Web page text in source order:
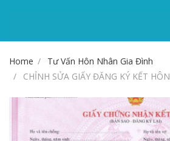
Home
Tư Vấn Hôn Nhân Gia Đình
CHỈNH SỬA GIẤY ĐĂNG KÝ KẾT HÔN